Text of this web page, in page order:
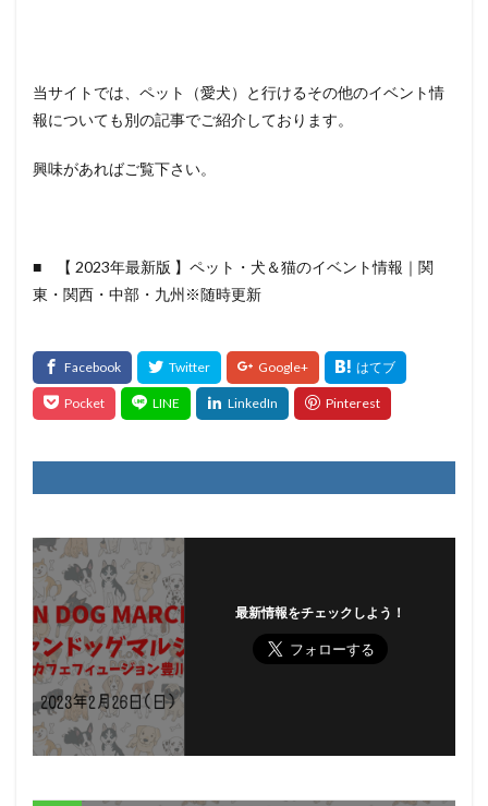
当サイトでは、ペット（愛犬）と行けるその他のイベント情
報についても別の記事でご紹介しております。
興味があればご覧下さい。
■ 【 2023年最新版 】ペット・犬＆猫のイベント情報｜関
東・関西・中部・九州※随時更新
最新情報をチェックしよう！